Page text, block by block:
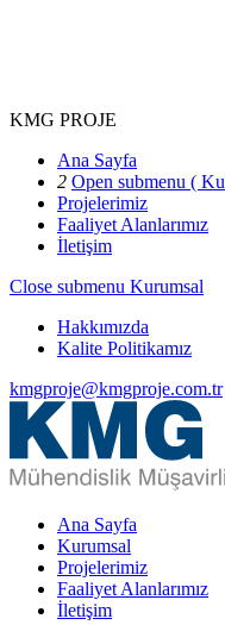
KMG PROJE
Ana Sayfa
2 Open submenu (
Projelerimiz
Faaliyet Alanlarımız
İletişim
Close submenu Kurumsal
Hakkımızda
Kalite Politikamız
kmgproje@kmgproje.com.tr
Ana Sayfa
Kurumsal
Projelerimiz
Faaliyet Alanlarımız
İletişim